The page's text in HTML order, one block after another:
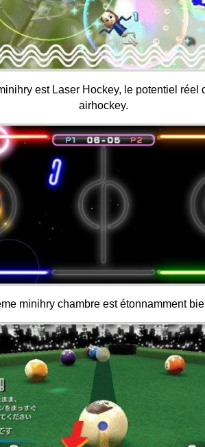
est Laser Hockey, le potentiel réel
airhockey.
minihry chambre est étonnamment